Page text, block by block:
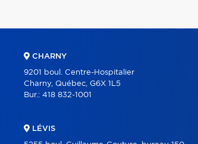
CHARNY
9201 boul. Centre-Hospitalier
Charny, Québec, G6X 1L5
Bur.: 418 832-1001
LÉVIS